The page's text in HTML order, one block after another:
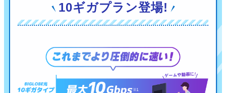
10ギガプラン登場!